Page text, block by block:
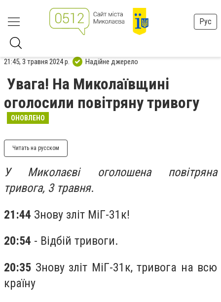
Рус
21:45, 3 травня 2024 р. Надійне джерело
Увага! На Миколаївщині
оголосили повітряну тривогу
ОНОВЛЕНО
Читать на русском
У Миколаєві оголошена повітряна
тривога, 3 травня.
21:44 Знову зліт МіГ-31к!
20:54 - Відбій тривоги.
20:35 Знову зліт МіГ-31к, тривога на всю
країну